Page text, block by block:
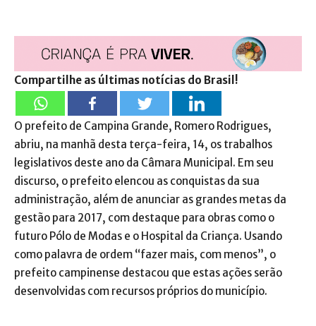
Compartilhe as últimas notícias do Brasil!
O prefeito de Campina Grande, Romero Rodrigues,
abriu, na manhã desta terça-feira, 14, os trabalhos
legislativos deste ano da Câmara Municipal. Em seu
discurso, o prefeito elencou as conquistas da sua
administração, além de anunciar as grandes metas da
gestão para 2017, com destaque para obras como o
futuro Pólo de Modas e o Hospital da Criança. Usando
como palavra de ordem “fazer mais, com menos”, o
prefeito campinense destacou que estas ações serão
desenvolvidas com recursos próprios do município.